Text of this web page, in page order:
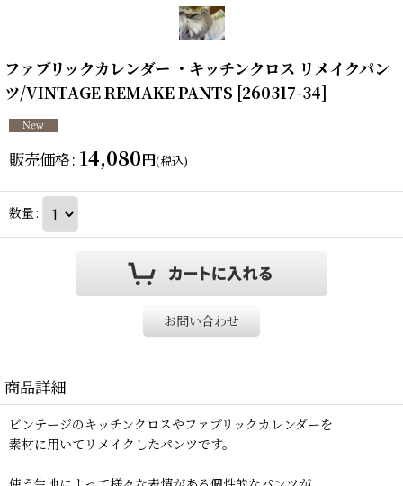
ファブリックカレンダー ・キッチンクロス リメイクパン
ツ/VINTAGE REMAKE PANTS [260317-34]
販売価格: 14,080円(税込)
数量:
お問い合わせ
商品詳細
ビンテージのキッチンクロスやファブリックカレンダーを
素材に用いてリメイクしたパンツです。